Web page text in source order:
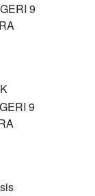
9
9